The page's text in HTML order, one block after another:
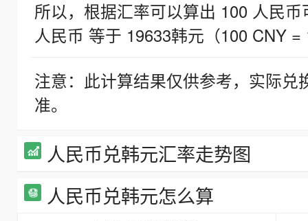
所以，根据汇率可以算出 100 人民
人民币 等于 19633韩元（100 CNY =
注意：此计算结果仅供参考，实际
准。
人民币兑韩元汇率走势图
人民币兑韩元怎么算